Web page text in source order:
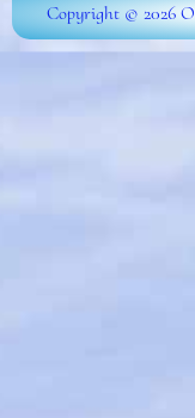
Copyright © 2026